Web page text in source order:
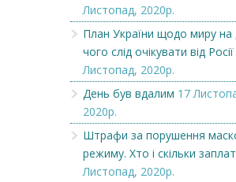
Листопад, 2020р.
План України щодо миру на
чого слід очікувати від Росії
Листопад, 2020р.
День був вдалим 17
2020р.
Штрафи за порушення
режиму. Хто і скільки
Листопад, 2020р.